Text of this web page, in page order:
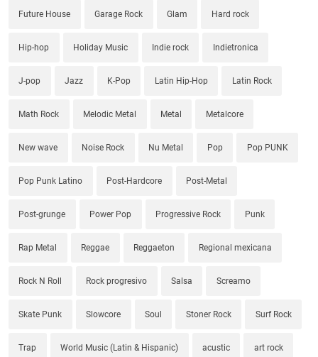
Future House Garage Rock Glam Hard rock
Hip-hop Holiday Music Indie rock Indietronica
J-pop Jazz K-Pop Latin Hip-Hop Latin Rock
Math Rock Melodic Metal Metal Metalcore
New wave Noise Rock Nu Metal Pop Pop PUNK
Pop Punk Latino Post-Hardcore Post-Metal
Post-grunge Power Pop Progressive Rock Punk
Rap Metal Reggae Reggaeton Regional mexicana
Rock N Roll Rock progresivo Salsa Screamo
Skate Punk Slowcore Soul Stoner Rock Surf Rock
Trap World Music (Latin & Hispanic) acustic art rock